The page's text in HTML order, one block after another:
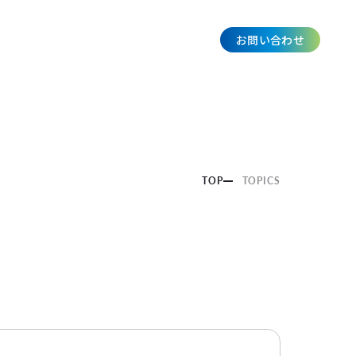
お問い合わせ
TOP TOPICS